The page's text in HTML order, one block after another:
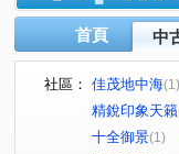
首頁 中
社區： 佳茂地中海(1)
精銳印象天籟
十全御景(1)